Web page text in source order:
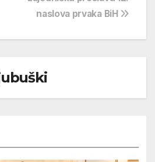
naslova prvaka BiH